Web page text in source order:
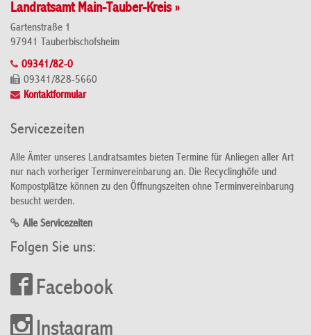
Landratsamt Main-Tauber-Kreis »
Gartenstraße 1
97941 Tauberbischofsheim
09341/82-0
09341/828-5660
Kontaktformular
Servicezeiten
Alle Ämter unseres Landratsamtes bieten Termine für Anliegen aller Art
nur nach vorheriger Terminvereinbarung an. Die Recyclinghöfe und
Kompostplätze können zu den Öffnungszeiten ohne Terminvereinbarung
besucht werden.
Alle Servicezeiten
Folgen Sie uns:
Facebook
Instagram